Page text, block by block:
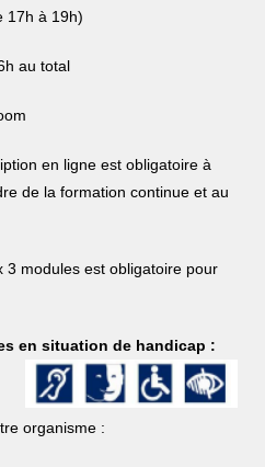
17h à 19h)
au total
en ligne est obligatoire à
de la formation continue et au
3 modules est obligatoire pour
en situation de handicap :
organisme :